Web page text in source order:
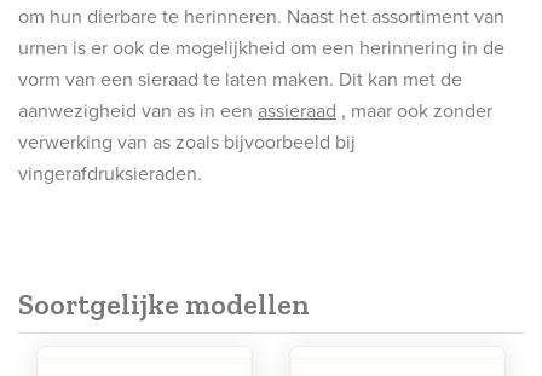
om hun dierbare te herinneren. Naast het assortiment van
urnen is er ook de mogelijkheid om een herinnering in de
vorm van een sieraad te laten maken. Dit kan met de
aanwezigheid van as in een assieraad , maar ook zonder
verwerking van as zoals bijvoorbeeld bij
vingerafdruksieraden.
Soortgelijke modellen